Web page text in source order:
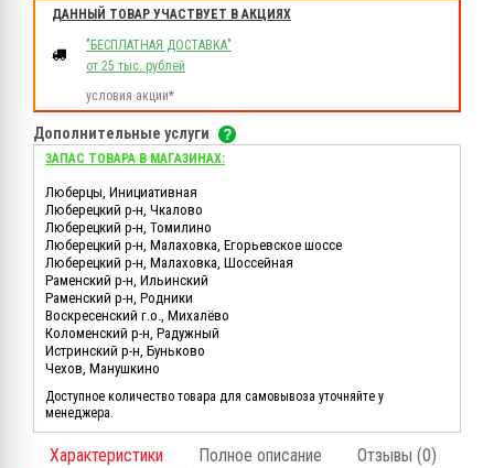
ДАННЫЙ ТОВАР УЧАСТВУЕТ В АКЦИЯХ
"БЕСПЛАТНАЯ ДОСТАВКА"
от 25 тыс. рублей
условия акции*
Дополнительные услуги
ЗАПАС ТОВАРА В МАГАЗИНАХ:
Люберцы, Инициативная
Люберецкий р-н, Чкалово
Люберецкий р-н, Томилино
Люберецкий р-н, Малаховка, Егорьевское шоссе
Люберецкий р-н, Малаховка, Шоссейная
Раменский р-н, Ильинский
Раменский р-н, Родники
Воскресенский г.о., Михалёво
Коломенский р-н, Радужный
Истринский р-н, Буньково
Чехов, Манушкино
Доступное количество товара для самовывоза уточняйте у
менеджера.
Характеристики Полное описание Отзывы (0)